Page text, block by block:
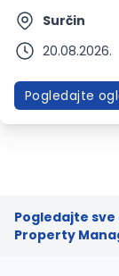
Surčin
20.08.2026.
Pogledajte
Pogledajte
Property